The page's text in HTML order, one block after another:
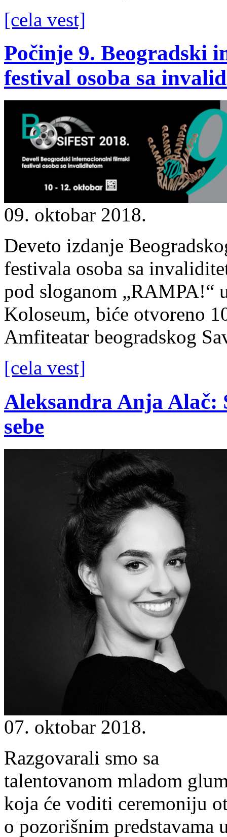
[cela vest]
Počinje 9. Beogradski
festival osoba sa
09. oktobar 2018.
Deveto izdanje
festivala osoba sa
pod sloganom „RAMPA!“
Koloseum, biće otvoreno
Amfiteatar beogradskog
[cela vest]
Aleksandra Anja Alač:
sebe
07. oktobar 2018.
Razgovarali smo sa
talentovanom mladom
koja će voditi ceremoniju
o pozorišnim predstavama